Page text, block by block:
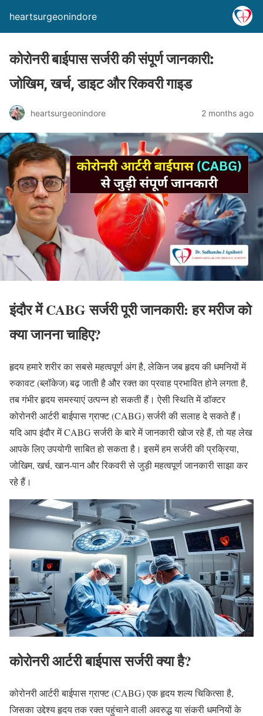
heartsurgeonindore
कोरोनरी बाईपास सर्जरी की संपूर्ण जानकारी:
जोखिम, खर्च, डाइट और रिकवरी गाइड
heartsurgeonindore 2 months ago
इंदौर में CABG सर्जरीपूरी जानकारी: हर मरीज को
क्या जानना चाहिए?
हृदय हमारे शरीर का सबसे महत्वपूर्ण अंग है, लेकिन जब हृदय की धमनियों में
रुकावट (ब्लॉकेज) बढ़ जाती है और रक्त का प्रवाह प्रभावित होने लगता है,
तब गंभीर हृदय समस्याएं उत्पन्न हो सकती हैं। ऐसी स्थिति में डॉक्टर
कोरोनरी आर्टरी बाईपास ग्राफ्ट (CABG) सर्जरी की सलाह दे सकते हैं।
यदि आप इंदौर में CABG सर्जरी के बारे में जानकारी खोज रहे हैं, तो यह लेख
आपके लिए उपयोगी साबित हो सकता है। इसमें हम सर्जरी की प्रक्रिया,
जोखिम, खर्च, खान-पान और रिकवरी से जुड़ी महत्वपूर्ण जानकारी साझा कर
रहे हैं।
कोरोनरी आर्टरी बाईपास सर्जरी क्या है?
कोरोनरी आर्टरी बाईपास ग्राफ्ट (CABG) एक हृदय शल्य चिकित्सा है,
जिसका उद्देश्य हृदय तक रक्त पहुंचाने वाली अवरुद्ध या संकरी धमनियों के